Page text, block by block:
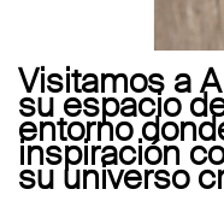
Visitamos a
su espacio
entorno
inspiración
su universo